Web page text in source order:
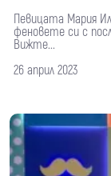
Певицата Мария
феновете си с
Вижте...
26 април 2023